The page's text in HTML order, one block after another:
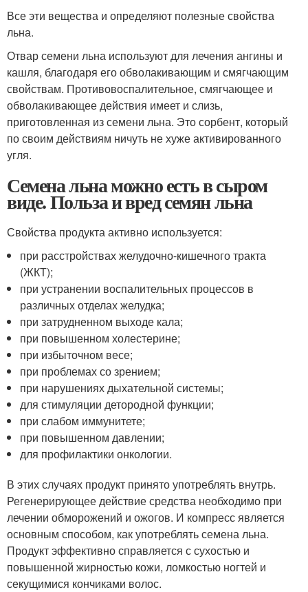
Все эти вещества и определяют полезные свойства
льна.
Отвар семени льна используют для лечения ангины и
кашля, благодаря его обволакивающим и смягчающим
свойствам. Противовоспалительное, смягчающее и
обволакивающее действия имеет и слизь,
приготовленная из семени льна. Это сорбент, который
по своим действиям ничуть не хуже активированного
угля.
Семена льна можно есть в сыром
виде. Польза и вред семян льна
Свойства продукта активно используется:
при расстройствах желудочно-кишечного тракта
(ЖКТ);
при устранении воспалительных процессов в
различных отделах желудка;
при затрудненном выходе кала;
при повышенном холестерине;
при избыточном весе;
при проблемах со зрением;
при нарушениях дыхательной системы;
для стимуляции детородной функции;
при слабом иммунитете;
при повышенном давлении;
для профилактики онкологии.
В этих случаях продукт принято употреблять внутрь.
Регенерирующее действие средства необходимо при
лечении обморожений и ожогов. И компресс является
основным способом, как употреблять семена льна.
Продукт эффективно справляется с сухостью и
повышенной жирностью кожи, ломкостью ногтей и
секущимися кончиками волос.